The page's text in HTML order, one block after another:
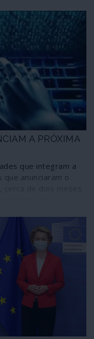
A PRÓXIMA
que integram a
anunciaram o
com tal
faria a crise da
Quem o diz
(WEF na sigla
do
como “janelas de
reinício”, o Great